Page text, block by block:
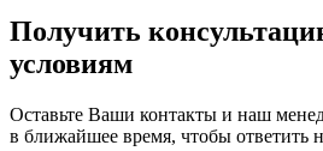
Получить
условиям
Оставьте Ваши контакты и наш
в ближайшее время, чтобы ответить